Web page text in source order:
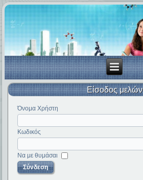
Είσοδος μελών
Όνομα Χρήστη
Κωδικός
Να με θυμάσαι